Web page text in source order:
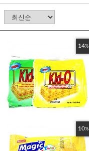
14%
10%